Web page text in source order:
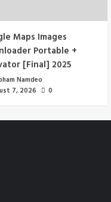
Maps Images
Portable +
[Final] 2025
Namdeo
7, 2026
0